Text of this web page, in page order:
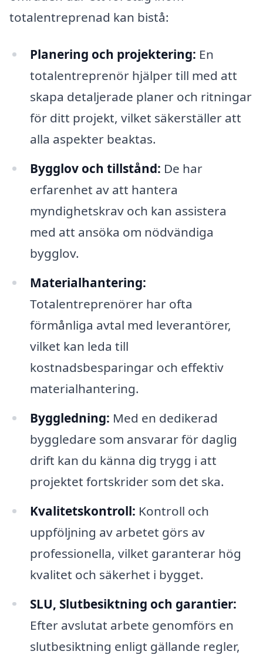
totalentreprenad kan bistå:
Planering och projektering: En
totalentreprenör hjälper till med att
skapa detaljerade planer och ritningar
för ditt projekt, vilket säkerställer att
alla aspekter beaktas.
Bygglov och tillstånd: De har
erfarenhet av att hantera
myndighetskrav och kan assistera
med att ansöka om nödvändiga
bygglov.
Materialhantering:
Totalentreprenörer har ofta
förmånliga avtal med leverantörer,
vilket kan leda till
kostnadsbesparingar och effektiv
materialhantering.
Byggledning: Med en dedikerad
byggledare som ansvarar för daglig
drift kan du känna dig trygg i att
projektet fortskrider som det ska.
Kvalitetskontroll: Kontroll och
uppföljning av arbetet görs av
professionella, vilket garanterar hög
kvalitet och säkerhet i bygget.
SLU, Slutbesiktning och garantier:
Efter avslutat arbete genomförs en
slutbesiktning enligt gällande regler,